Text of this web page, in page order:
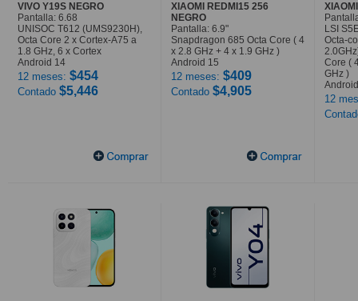
VIVO Y19S NEGRO
Pantalla: 6.68
UNISOC T612 (UMS9230H),
Octa Core 2 x Cortex-A75 a
1.8 GHz, 6 x Cortex
Android 14
12 meses: $454
Contado $5,446
XIAOMI REDMI15 256
NEGRO
Pantalla: 6.9"
Snapdragon 685 Octa Core ( 4
x 2.8 GHz + 4 x 1.9 GHz )
Android 15
12 meses: $409
Contado $4,905
LSI
Octa-
Core (
GHz )
12